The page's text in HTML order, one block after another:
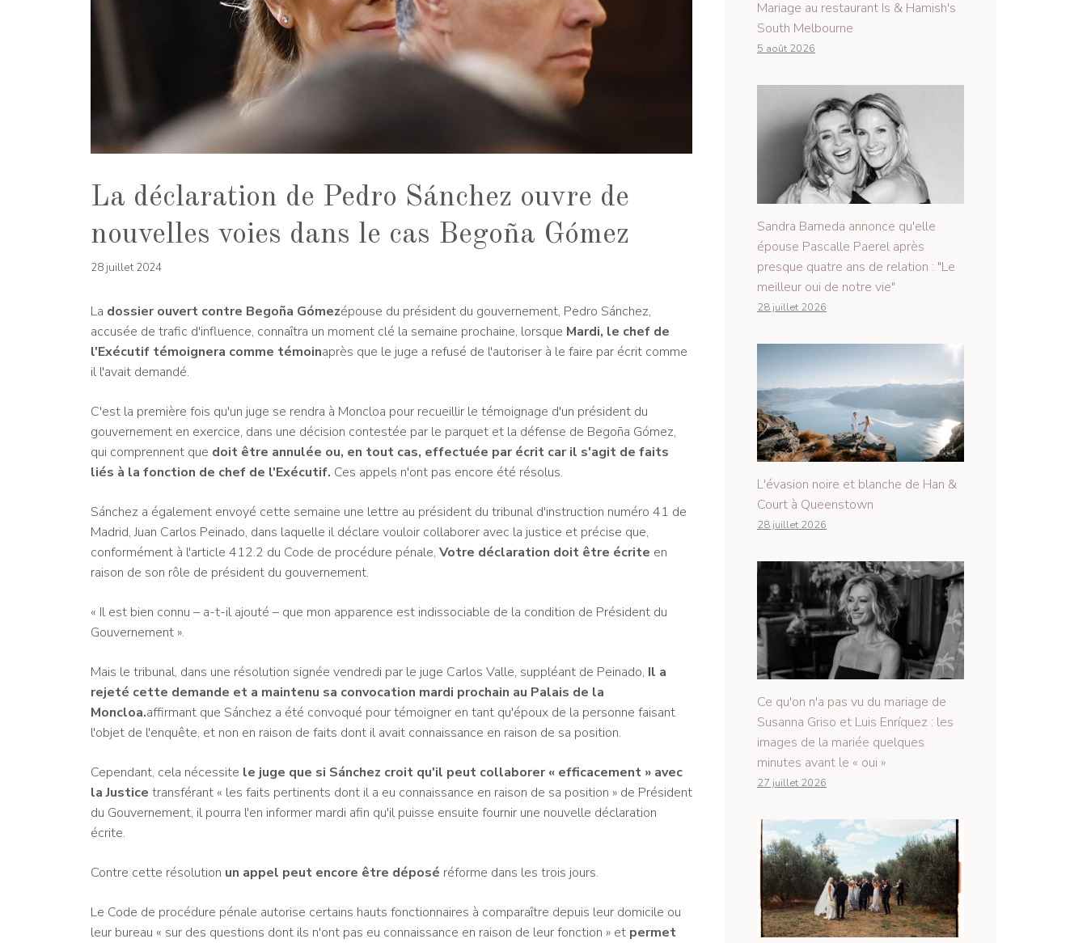
La déclaration de Pedro Sánchez ouvre de
nouvelles voies dans le cas Begoña Gómez
28 juillet 2024
La dossier ouvert contre Begoña Gómezépouse du président du gouvernement, Pedro Sánchez,
accusée de trafic d'influence, connaîtra un moment clé la semaine prochaine, lorsque Mardi, le chef de
l'Exécutif témoignera comme témoinaprès que le juge a refusé de l'autoriser à le faire par écrit comme
il l'avait demandé.
C'est la première fois qu'un juge se rendra à Moncloa pour recueillir le témoignage d'un président du
gouvernement en exercice, dans une décision contestée par le parquet et la défense de Begoña Gómez,
qui comprennent que doit être annulée ou, en tout cas, effectuée par écrit car il s'agit de faits
liés à la fonction de chef de l'Exécutif. Ces appels n'ont pas encore été résolus.
Sánchez a également envoyé cette semaine une lettre au président du tribunal d'instruction numéro 41 de
Madrid, Juan Carlos Peinado, dans laquelle il déclare vouloir collaborer avec la justice et précise que,
conformément à l'article 412.2 du Code de procédure pénale, Votre déclaration doit être écrite en
raison de son rôle de président du gouvernement.
« Il est bien connu – a-t-il ajouté – que mon apparence est indissociable de la condition de Président du
Gouvernement ».
Mais le tribunal, dans une résolution signée vendredi par le juge Carlos Valle, suppléant de Peinado, Il a
rejeté cette demande et a maintenu sa convocation mardi prochain au Palais de la
Moncloa.affirmant que Sánchez a été convoqué pour témoigner en tant qu'époux de la personne faisant
l'objet de l'enquête, et non en raison de faits dont il avait connaissance en raison de sa position.
Cependant, cela nécessite le juge que si Sánchez croit qu'il peut collaborer « efficacement » avec
la Justice transférant « les faits pertinents dont il a eu connaissance en raison de sa position » de Président
du Gouvernement, il pourra l'en informer mardi afin qu'il puisse ensuite fournir une nouvelle déclaration
écrite.
Contre cette résolution un appel peut encore être déposé réforme dans les trois jours.
Le Code de procédure pénale autorise certains hauts fonctionnaires à comparaître depuis leur domicile ou
leur bureau « sur des questions dont ils n'ont pas eu connaissance en raison de leur fonction » et permet
Mariage au restaurant Is & Hamish's
South Melbourne
5 août 2026
Sandra Barneda annonce qu'elle
épouse Pascalle Paerel après
presque quatre ans de relation : "Le
meilleur oui de notre vie"
28 juillet 2026
L'évasion noire et blanche de Han &
Court à Queenstown
28 juillet 2026
Ce qu'on n'a pas vu du mariage de
Susanna Griso et Luis Enríquez : les
images de la mariée quelques
minutes avant le « oui »
27 juillet 2026